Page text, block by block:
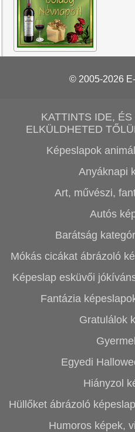
© 2005-2026
KATTINTS IDE,
ELKÜLDHETED
Képeslapok
Anyáknapi
Art, művészi,
Autós
Barátság
Mókás cicákat ábrázoló
Képeslap esküvői
Fantázia
Gratulálok
Egyedi
Hiányzol
Hüllőket ábrázoló
Humoros képek,